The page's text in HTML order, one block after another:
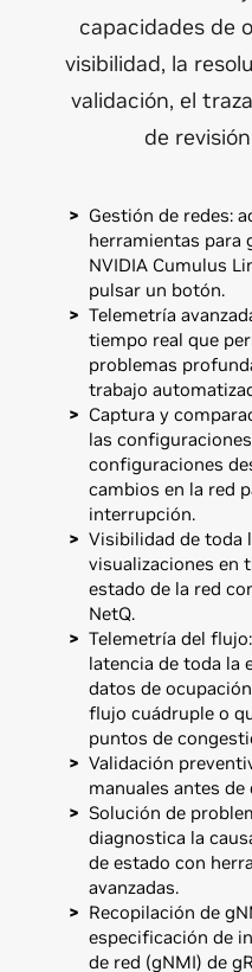
capacidades de
visibilidad, la
validación, el
de
Gestión de redes:
herramientas para
NVIDIA Cumulus
pulsar un botón.
Telemetría
tiempo real que
problemas
trabajo
Captura y
las
configuraciones
cambios en la red
interrupción.
Visibilidad de toda
visualizaciones en
estado de la red
NetQ.
Telemetría del
latencia de toda la
datos de
flujo cuádruple o
puntos de
Validación
manuales antes
Solución de
diagnostica la
de estado con
avanzadas.
Recopilación de
especificación de
de red (gNMI) de